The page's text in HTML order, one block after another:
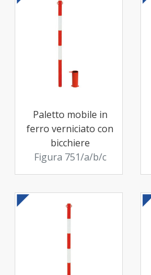
Paletto mobile in
ferro verniciato con
bicchiere
Figura 751/a/b/c